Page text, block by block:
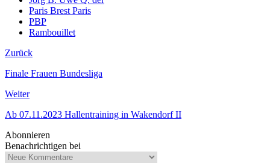
Paris Brest Paris
PBP
Rambouillet
Zurück
Finale Frauen Bundesliga
Weiter
Ab 07.11.2023 Hallentraining in Wakendorf II
Abonnieren
Benachrichtigen bei